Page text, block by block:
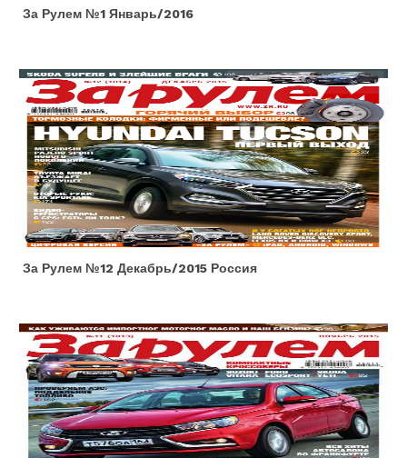
За Рулем №1 Январь/2016
За Рулем №12 Декабрь/2015 Россия